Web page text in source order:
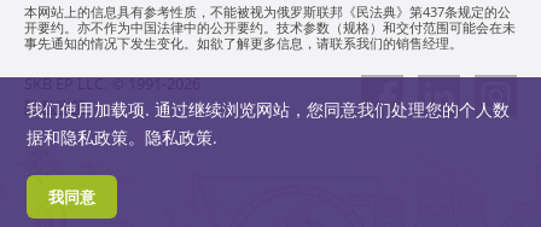
本网站上的信息具有参考性质，不能被视为俄罗斯联邦《民法典》第437条规定的公
开要约。亦不作为中国法律中的公开要约。技术参数（规格）和交付范围可能会在未
事先通知的情况下发生变化。如欲了解更多信息，请联系我们的销售经理。
SKB EP LLC. © 1991-2026
隐私政策
我们使用加载项. 通过继续浏览网站，您同意我们处理您的个人数
据和隐私政策。隐私政策.
我同意